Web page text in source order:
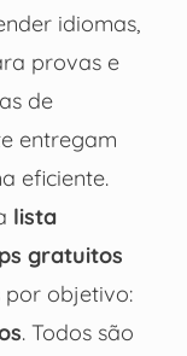
idiomas,
provas e
de
entregam
eficiente.
lista
gratuitos
por objetivo:
. Todos são